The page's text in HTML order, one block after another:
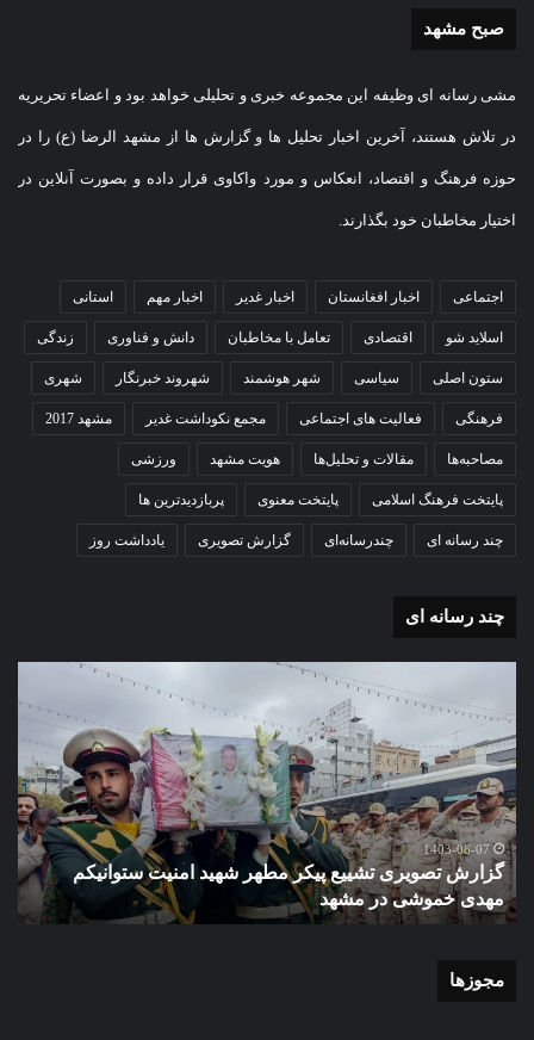
صبح مشهد
مشی رسانه ای وظیفه این مجموعه خبری و تحلیلی خواهد بود و اعضاء تحریریه
در تلاش هستند، آخرین اخبار تحلیل ها و گزارش ها از مشهد الرضا (ع) را در
حوزه فرهنگ و اقتصاد، انعکاس و مورد واکاوی قرار داده و بصورت آنلاین در
اختیار مخاطبان خود بگذارند.
اجتماعی اخبار افغانستان اخبار غدیر اخبار مهم استانی
اسلاید شو اقتصادی تعامل با مخاطبان دانش و فناوری زندگی
ستون اصلی سیاسی شهر هوشمند شهروند خبرنگار شهری
فرهنگی فعالیت های اجتماعی مجمع نکوداشت غدیر مشهد 2017
مصاحبه‌ها مقالات و تحلیل‌ها هویت مشهد ورزشی
پایتخت فرهنگ اسلامی پایتخت معنوی پربازدیدترین ها
چند رسانه ای چندرسانه‌ای گزارش تصویری یادداشت روز
چند رسانه ای
تشییع
پیکر
مطهر
شهید
امنیت
ستوانیکم
مهدی
خموشی
در
1403-08-07
گزارش تصویری تشییع پیکر مطهر شهید امنیت ستوانیکم
مهدی خموشی در مشهد
با
مجوزها